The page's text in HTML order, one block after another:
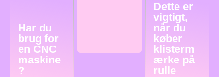
Har du
brug for
en CNC
maskine
?
Dette er
vigtigt,
når du
køber
klisterm
ærke på
rulle